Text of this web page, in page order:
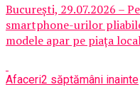
București, 29.07.2026 –
smartphone-urilor
modele apar pe piața
Afaceri2 săptămâni inainte